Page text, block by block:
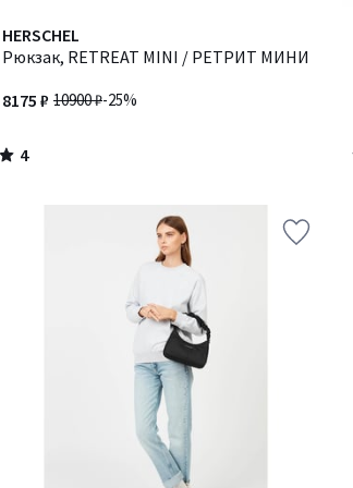
HERSCHEL
Рюкзак, RETREAT MINI / РЕТРИТ МИНИ
10900 ₽-25%
8175 ₽
4
/
4
/